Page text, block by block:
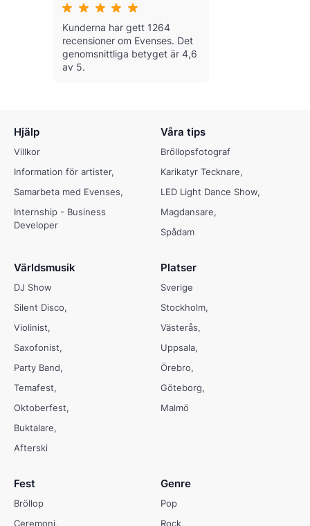
Kunderna har gett 1264
recensioner om Evenses. Det
genomsnittliga betyget är 4,6
av 5.
Hjälp
Villkor
Information för artister
Samarbeta med Evenses
Internship - Business
Developer
Våra tips
Bröllopsfotograf
Karikatyr Tecknare
LED Light Dance Show
Magdansare
Spådam
Världsmusik
DJ Show
Silent Disco
Violinist
Saxofonist
Party Band
Temafest
Oktoberfest
Buktalare
Afterski
Platser
Sverige
Stockholm
Västerås
Uppsala
Örebro
Göteborg
Malmö
Fest
Bröllop
Ceremoni
Genre
Pop
Rock